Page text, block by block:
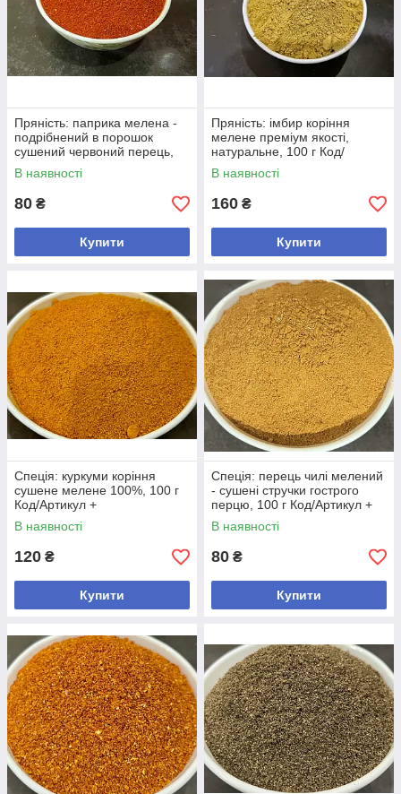
Пряність: паприка мелена -
подрібнений в порошок
сушений червоний перець,
100 г Код/Артикул +
В наявності
80 ₴
Купити
Пряність: імбир коріння
мелене преміум якості,
натуральне, 100 г Код/
Артикул +
В наявності
160 ₴
Купити
Спеція: куркуми коріння
сушене мелене 100%, 100 г
Код/Артикул +
В наявності
120 ₴
Купити
Спеція: перець чилі мелений
- сушені стручки гострого
перцю, 100 г Код/Артикул +
В наявності
80 ₴
Купити